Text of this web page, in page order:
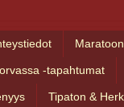
-tapahtumat
Tipaton &